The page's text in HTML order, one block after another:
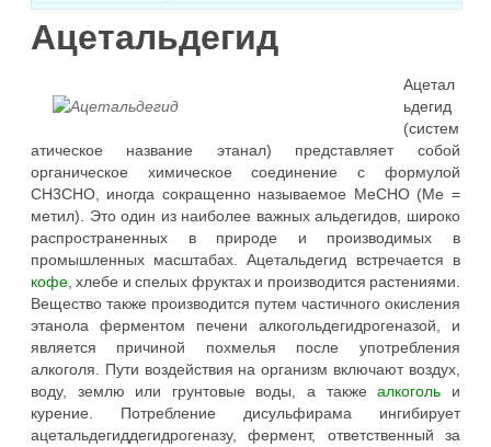
Ацетальдегид
Ацетал
ьдегид
(систем
атическое название этанал) представляет собой
органическое химическое соединение с формулой
CH3CHO, иногда сокращенно называемое MeCHO (Me =
метил). Это один из наиболее важных альдегидов, широко
распространенных в природе и производимых в
промышленных масштабах. Ацетальдегид встречается в
кофе, хлебе и спелых фруктах и производится растениями.
Вещество также производится путем частичного окисления
этанола ферментом печени алкогольдегидрогеназой, и
является причиной похмелья после употребления
алкоголя. Пути воздействия на организм включают воздух,
воду, землю или грунтовые воды, а такжеалкоголь и
курение. Потребление дисульфирама ингибирует
ацетальдегиддегидрогеназу, фермент, ответственный за